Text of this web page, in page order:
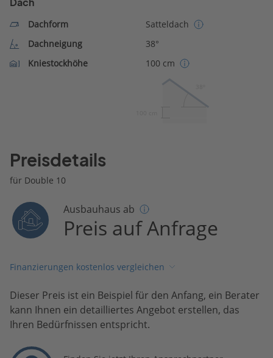
Dachform
Satteldach
Dachneigung
38°
Kniestockhöhe
100 cm
Preisdetails
für Double 10
Ausbauhaus ab
Preis auf Anfrage
Finanzierungen kostenlos vergleichen
Dieser Preis ist ein Beispiel für den Anfang, ein Berater
kann Ihnen ein detailliertes Angebot erstellen, das
Ihren Bedürfnissen entspricht.